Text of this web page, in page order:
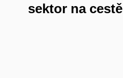
sektor na